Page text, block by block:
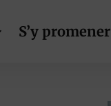
S’y promener